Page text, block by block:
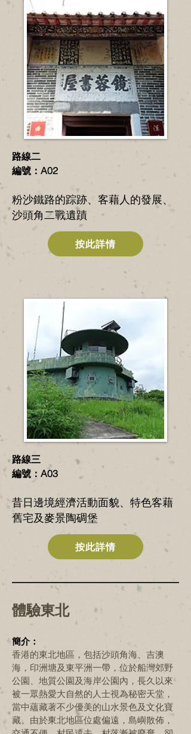
路線二
編號：A02
​粉沙鐵路的踪跡、客藉人的發展、
沙頭角二戰遺蹟
按此詳情
路線三
編號：A03
​昔日邊境經濟活動面貌、特色客藉
舊宅及麥景陶碉堡
按此詳情
體驗東北
簡介：
香港的東北地區，包括沙頭角海、吉澳
海，印洲塘及東平洲一帶，位於船灣郊野
公園、地質公園及海岸公園內，長久以來
被一眾熱愛大自然的人士視為秘密天堂，
當中蘊藏著不少優美的山水景色及文化寶
藏。由於東北地區位處偏遠，島嶼散佈，